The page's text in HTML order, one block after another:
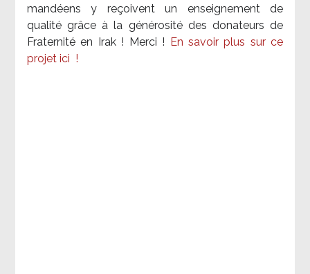
mandéens y reçoivent un enseignement de
qualité grâce à la générosité des donateurs de
Fraternité en Irak ! Merci !
En savoir plus sur ce
projet ici !